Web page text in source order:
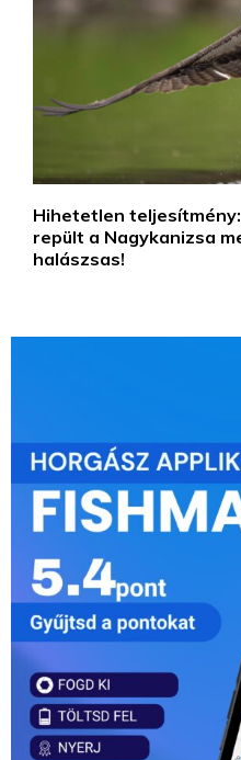
Hihetetlen
repült a Nagykanizsa
halászsas!